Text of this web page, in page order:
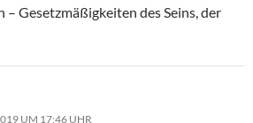
Gesetzmäßigkeiten des Seins, der
UM 17:46 UHR